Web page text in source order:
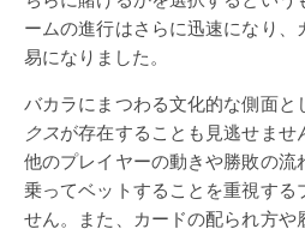
ームの進行はさらに迅速になり
易になりました。
バカラにまつわる文化的な側面と
クスが存在することも見逃せま
他のプレイヤーの動きや勝敗の流
乗ってベットすることを重視する
せん。また、カードの配られ方や